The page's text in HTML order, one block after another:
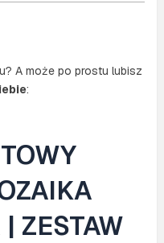
A może po prostu lubisz
:
ZESTAW